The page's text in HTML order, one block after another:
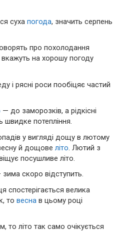
суха погода, значить серпень
про похолодання
вкажуть на хорошу погоду
і рясні роси пообіцяє частий
— до заморозків, а рідкісні
швидке потепління.
у вигляді дощу в лютому
й дощове літо . Лютий з
посушливе літо.
зима скоро відступить.
спостерігається велика
то весна в цьому році
то літо так само очікується